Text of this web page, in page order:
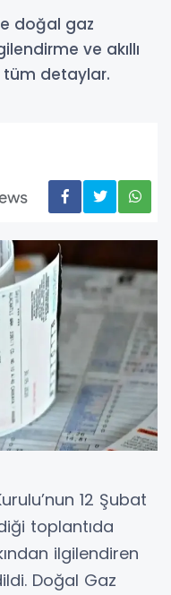
doğal gaz
ve akıllı
tüm detaylar.
12 Şubat
toplantıda
ilgilendiren
Doğal Gaz